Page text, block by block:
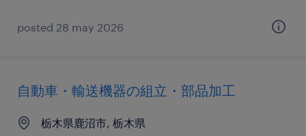
posted 28 may 2026
自動車・輸送機器の組立・部品加工
栃木県鹿沼市, 栃木県